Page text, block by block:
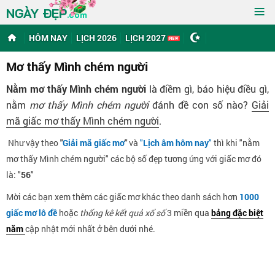
NGÀY ĐẸP.com ≡
HÔM NAY LỊCH 2026 LỊCH 2027
Mơ thấy Mình chém người
Nằm mơ thấy Mình chém ngườilà điềm gì, báo hiệu điều gì,
nằm mơ thấy Mình chém ngườiđánh đề con số nào? Giải
mã giấc mơ thấy Mình chém người.
Như vậy theo"Giải mã giấc mơ"và "Lịch âm hôm nay" thì khi "nằm
mơ thấy Mình chém người" các bộ số đẹp tương ứng với giấc mơ đó
là: "56"
Mời các bạn xem thêm các giấc mơ khác theo danh sách hơn 1000
giấc mơ lô đề hoặc thống kê kết quả xổ số3 miền qua bảng đặc biệt
nămcập nhật mới nhất ở bên dưới nhé.